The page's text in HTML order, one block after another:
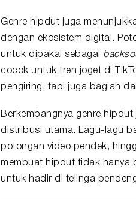
Genre hipdut juga
dengan ekosistem digital.
untuk dipakai sebagai
cocok untuk tren joget di
pengiring, tapi juga bagian
Berkembangnya genre
distribusi utama. Lagu-lagu
potongan video pendek,
membuat hipdut tidak hanya
untuk hadir di telinga